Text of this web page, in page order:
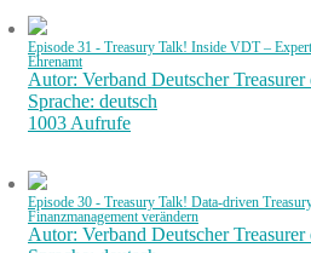
Episode 31 - Treasury Talk! Inside VDT –
Ehrenamt
Autor: Verband Deutscher Treasurer
Sprache: deutsch
1003 Aufrufe
Episode 30 - Treasury Talk! Data-driven
Finanzmanagement verändern
Autor: Verband Deutscher Treasurer